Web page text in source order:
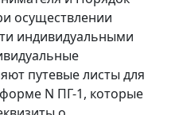
осуществлении
индивидуальными
путевые листы для
форме N ПГ-1, которые